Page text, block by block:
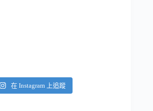
在 Instagram 上追蹤